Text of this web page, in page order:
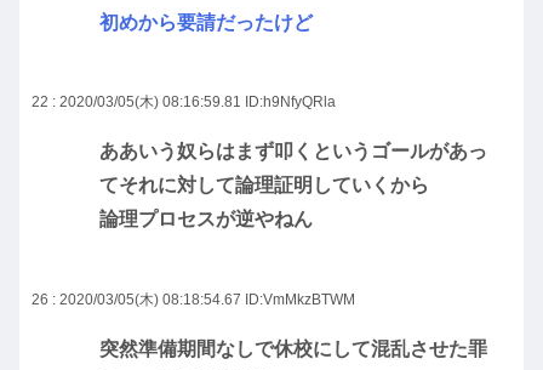
初めから要請だったけど
22 : 2020/03/05(木) 08:16:59.81 ID:h9NfyQRla
ああいう奴らはまず叩くというゴールがあっ
てそれに対して論理証明していくから
論理プロセスが逆やねん
26 : 2020/03/05(木) 08:18:54.67 ID:VmMkzBTWM
突然準備期間なしで休校にして混乱させた罪